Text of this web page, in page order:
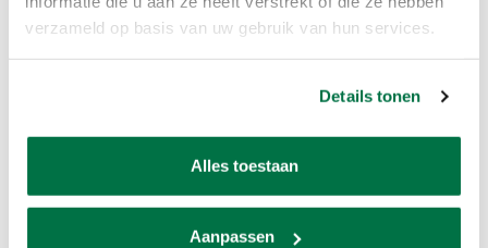
verzameld op basis van uw gebruik van hun services.
Details tonen
Alles toestaan
Aanpassen
Lucky L33
Lucky L16 Metallic
Sort/Hvide punkter